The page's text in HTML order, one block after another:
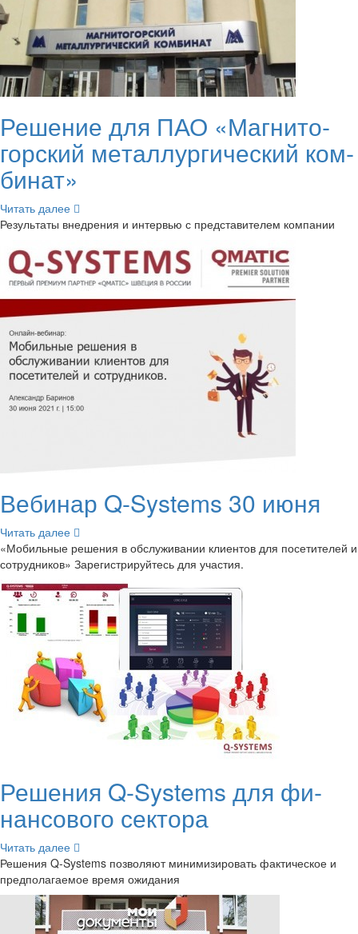
Ре­ше­ние для ПАО «Маг­ни­то­
гор­ский ме­тал­лур­ги­че­ский ком­
би­нат»
Чи­тать далее
Ре­зуль­та­ты внед­ре­ния и ин­тер­вью с пред­ста­ви­те­лем ком­па­нии
Ве­би­нар Q-​Systems 30 июня
Чи­тать далее
«Мо­биль­ные ре­ше­ния в об­слу­жи­ва­нии кли­ен­тов для по­се­ти­те­лей и
со­труд­ни­ков» За­ре­ги­стри­руй­тесь для уча­стия.
Ре­ше­ния Q-​Systems для фи­
нан­со­во­го сек­то­ра
Чи­тать далее
Ре­ше­ния Q-​Systems поз­во­ля­ют ми­ни­ми­зи­ро­вать фак­ти­че­ское и
пред­по­ла­га­е­мое время ожи­да­ния